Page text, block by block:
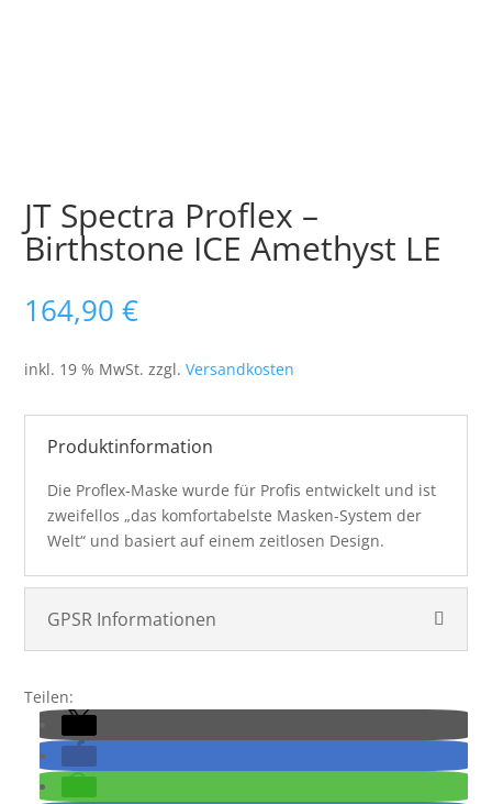
JT Spectra Proflex –
Birthstone ICE Amethyst LE
164,90€
inkl. 19 % MwSt. zzgl.Versandkosten
Produktinformation
Die Proflex-Maske wurde für Profis entwickelt und ist
zweifellos „das komfortabelste Masken-System der
Welt“ und basiert auf einem zeitlosen Design.
GPSR Informationen
Teilen: